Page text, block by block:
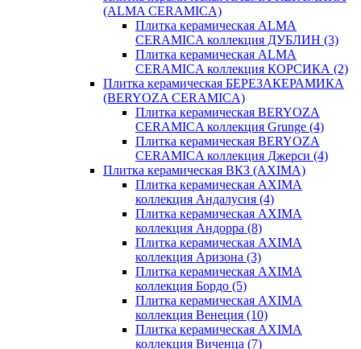
(ALMA CERAMICA)
Плитка керамическая ALMA
CERAMICA коллекция ДУБЛИН (3)
Плитка керамическая ALMA
CERAMICA коллекция КОРСИКА (2)
Плитка керамическая БЕРЕЗАКЕРАМИКА
(BERYOZA CERAMICA)
Плитка керамическая BERYOZA
CERAMICA коллекция Grunge (4)
Плитка керамическая BERYOZA
CERAMICA коллекция Джерси (4)
Плитка керамическая ВКЗ (AXIMA)
Плитка керамическая AXIMA
коллекция Андалусия (4)
Плитка керамическая AXIMA
коллекция Андорра (8)
Плитка керамическая AXIMA
коллекция Аризона (3)
Плитка керамическая AXIMA
коллекция Бордо (5)
Плитка керамическая AXIMA
коллекция Венеция (10)
Плитка керамическая AXIMA
коллекция Виченца (7)